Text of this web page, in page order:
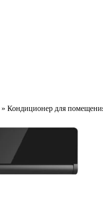
» Кондиционер для